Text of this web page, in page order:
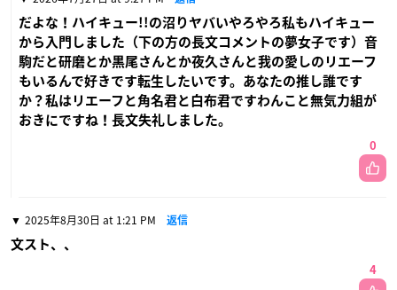
だよな！ハイキュー!!の沼りヤバいやろやろ私もハイキュー
から入門しました（下の方の長文コメントの夢女子です）音
駒だと研磨とか黒尾さんとか夜久さんと我の愛しのリエーフ
もいるんで好きです転生したいです。あなたの推し誰です
か？私はリエーフと角名君と白布君ですわんこと無気力組が
おきにですね！長文失礼しました。
0
2025年8月30日 at 1:21 PM 返信
文スト、、
4